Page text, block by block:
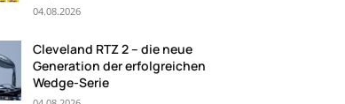
04.08.2026
Cleveland RTZ 2 – die neue
Generation der erfolgreichen
Wedge-Serie